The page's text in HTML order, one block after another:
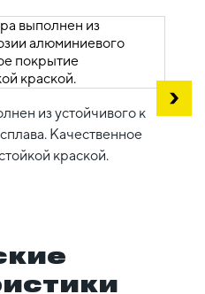
из устойчивого к
Качественное
краской.